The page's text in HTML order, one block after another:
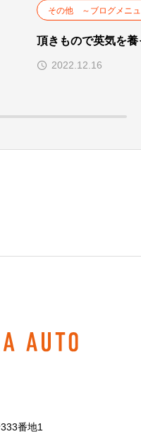
その他 ～ブログメニ
頂きもので英気を
2022.12.16
333番地1